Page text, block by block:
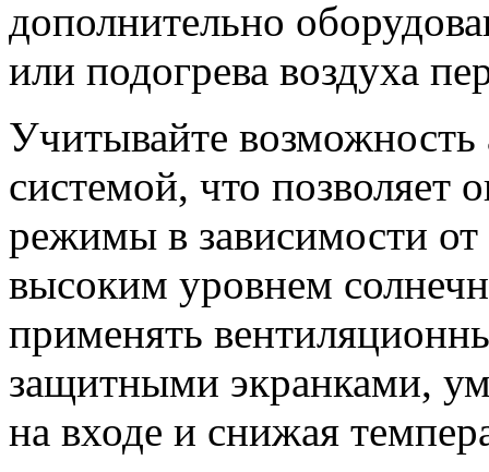
дополнительно
или подогрева воздуха
Учитывайте возможность
системой, что позволяет
режимы в зависимости
высоким уровнем
применять
защитными экранками,
на входе и снижая